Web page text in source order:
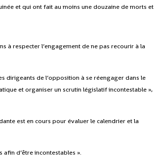
et qui ont fait au moins une douzaine de morts et
à respecter l’engagement de ne pas recourir à la
dirigeants de l’opposition à se réengager dans le
et organiser un scrutin législatif incontestable »,
est en cours pour évaluer le calendrier et la
d’être incontestables ».